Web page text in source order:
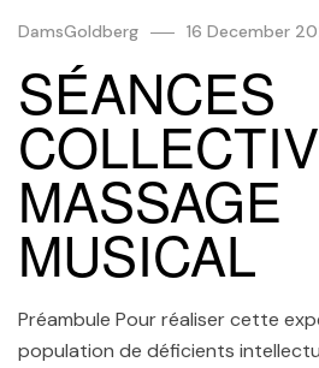
DamsGoldberg 16 December
SÉANCES
MASSAGE
MUSICAL
Préambule Pour réaliser cette
population de déficients